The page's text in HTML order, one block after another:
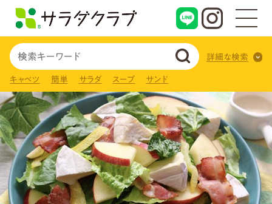
詳細な検索
キャベツ 簡単 サラダ スープ サンド